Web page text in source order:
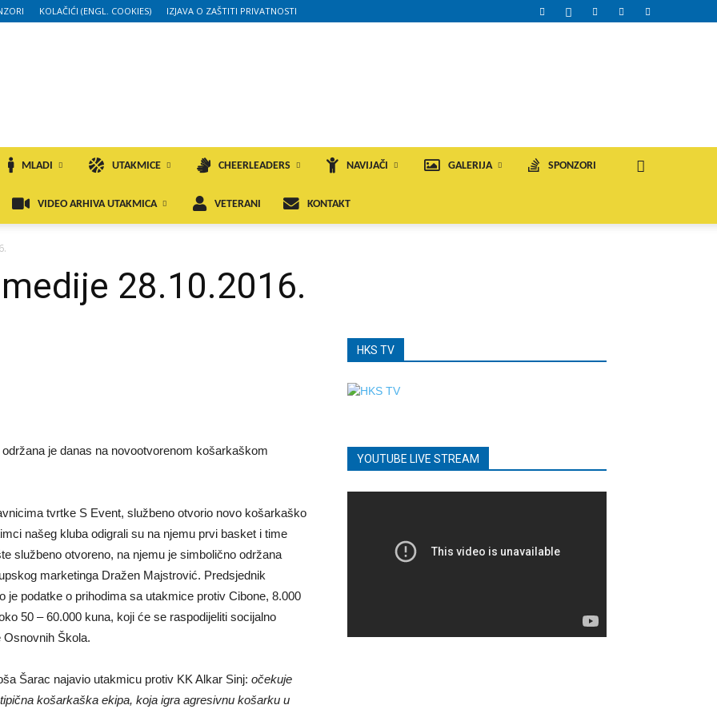
KOLAČIĆI (ENGL. COOKIES) IZJAVA O ZAŠTITI PRIVATNOSTI
MLADI UTAKMICE CHEERLEADERS NAVIJAČI GALERIJA SPONZORI
VIDEO ARHIVA UTAKMICA VETERANI KONTAKT
28.10.2016.
je danas na novootvorenom košarkaškom
tvrtke S Event, službeno otvorio novo košarkaško
našeg kluba odigrali su na njemu prvi basket i time
službeno otvoreno, na njemu je simbolično održana
marketinga Dražen Majstrović. Predsjednik
je podatke o prihodima sa utakmice protiv Cibone, 8.000
50 – 60.000 kuna, koji će se raspodijeliti socijalno
Osnovnih Škola.
Šarac najavio utakmicu protiv KK Alkar Sinj: očekuje
košarkaška ekipa, koja igra agresivnu košarku u
HKS TV
YOUTUBE LIVE STREAM